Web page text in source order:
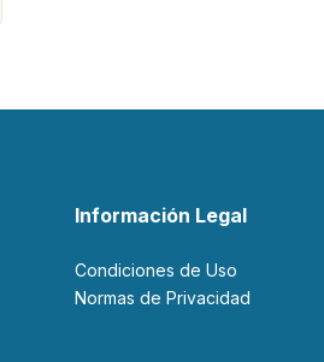
Información Legal
Condiciones de Uso
Normas de Privacidad